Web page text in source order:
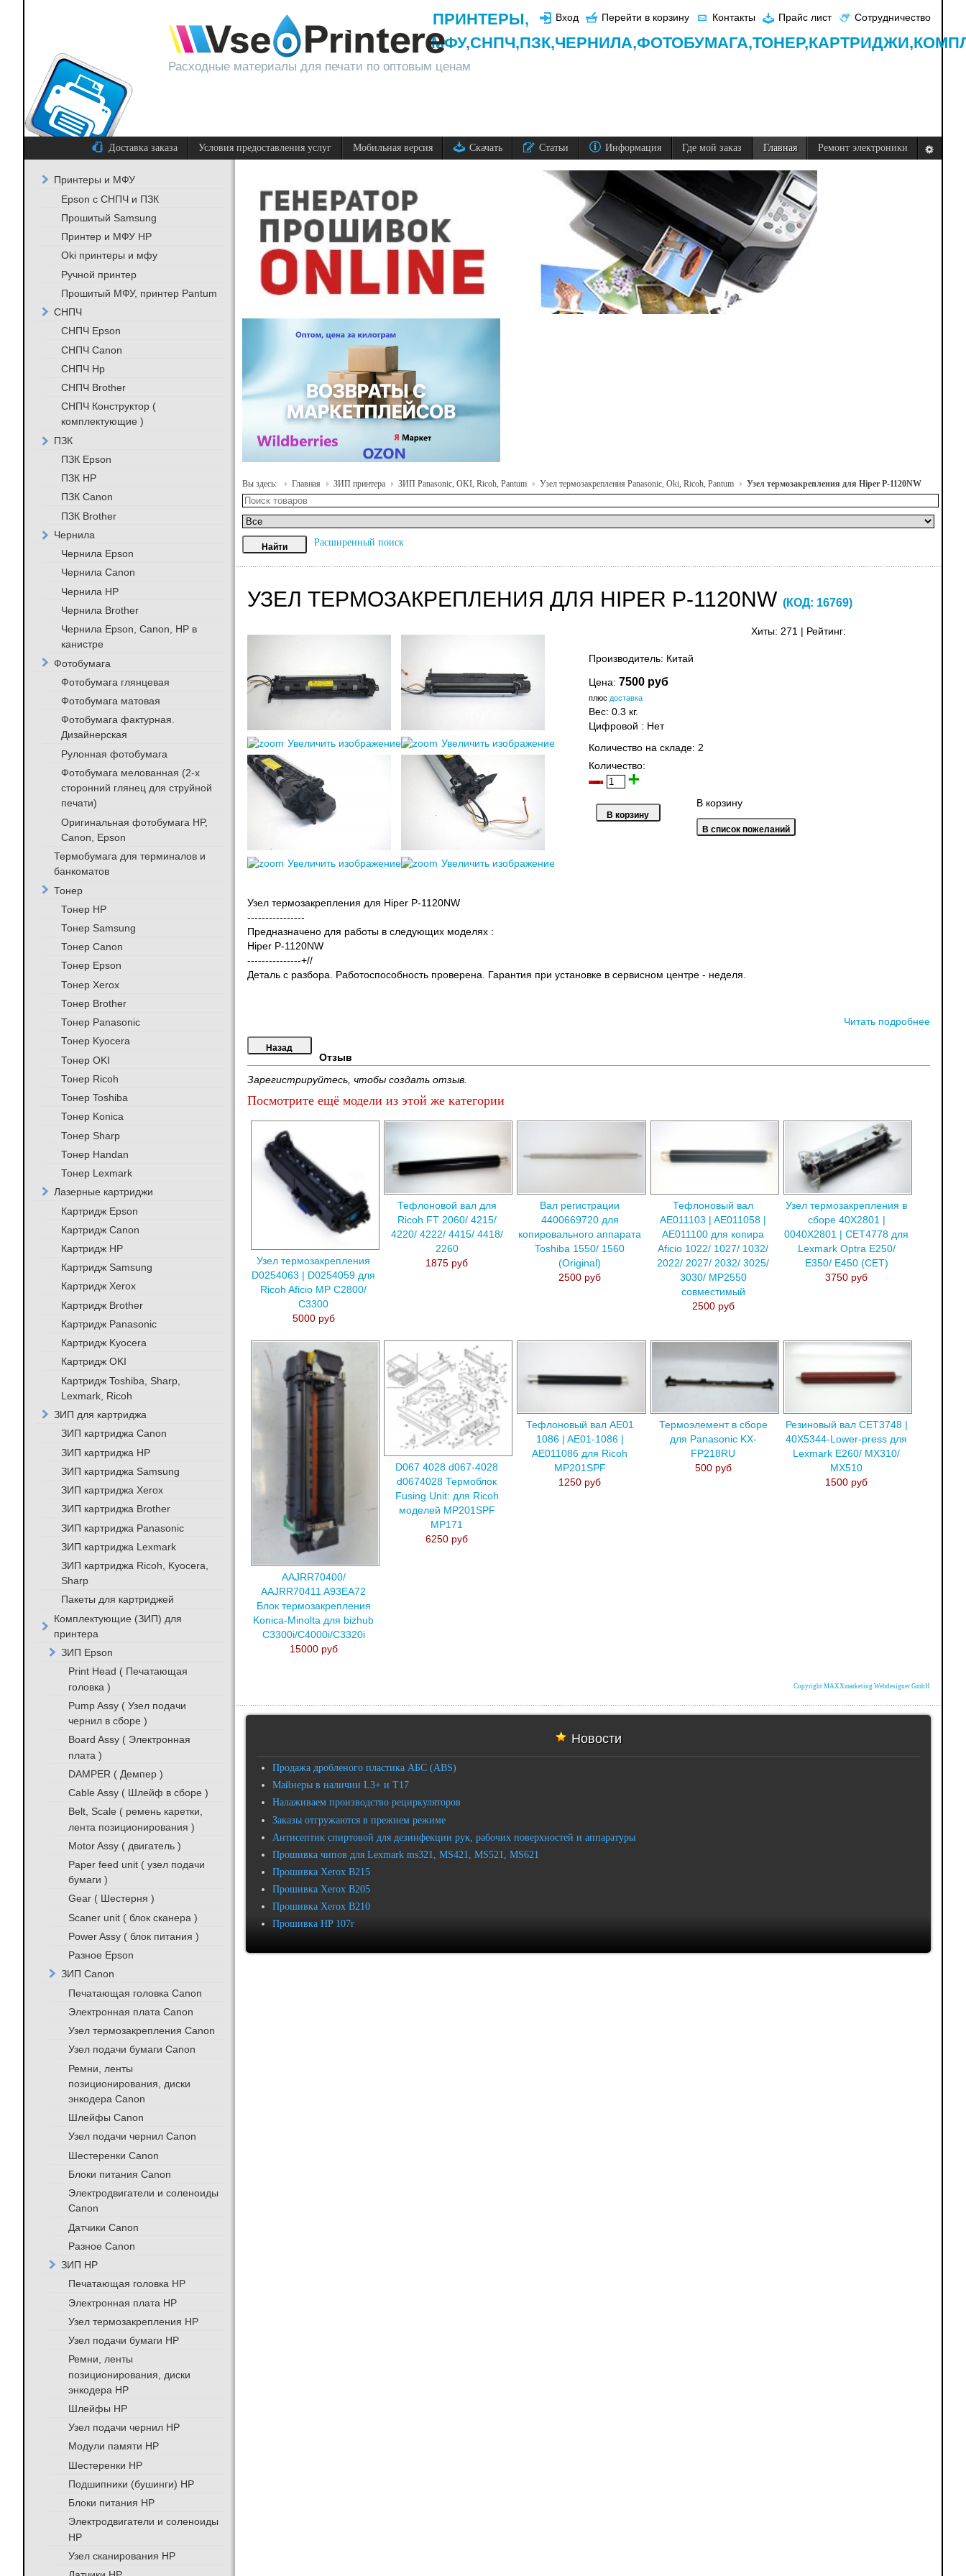
Расходные материалы для печати по оптовым ценам
Вход Перейти в корзину Контакты Прайс лист Сотрудничество
ПРИНТЕРЫ,
МФУ,СНПЧ,ПЗК,ЧЕРНИЛА,ФОТОБУМАГА,ТОНЕР,КАРТРИДЖИ,
Доставка заказа Условия предоставления услуг Мобильная версия Скачать Статьи Информация Где мой заказ Главная Ремонт электроники
Вы здесь: Главная ЗИП принтера ЗИП Panasonic, OKI, Ricoh, Pantum Узел термозакрепления Panasonic, Oki, Ricoh, Pantum Узел термозакрепления для Hiper P-1120NW
Расширенный поиск
УЗЕЛ ТЕРМОЗАКРЕПЛЕНИЯ ДЛЯ HIPER P-1120NW (КОД: 16769)
Хиты: 271 Рейтинг:
Увеличить изображение Увеличить изображение
Увеличить изображение Увеличить изображение
Производитель: Китай
Цена: 7500 руб
плюс доставка
Вес: 0.3 кг.
Цифровой : Нет
Количество на складе: 2
Количество:
В корзину
Узел термозакрепления для Hiper P-1120NW
----------------
Предназначено для работы в следующих моделях :
Hiper P-1120NW
---------------+//
Деталь с разбора. Работоспособность проверена. Гарантия при установке в сервисном центре - неделя.
Читать подробнее
Отзыв
Зарегистрируйтесь, чтобы создать отзыв.
Посмотрите ещё модели из этой же категории
Узел термозакрепления
D0254063 | D0254059 для
Ricoh Aficio MP C2800/
C3300
5000 руб
Тефлоновой вал для
Ricoh FT 2060/ 4215/
4220/ 4222/ 4415/ 4418/
2260
1875 руб
Вал регистрации
4400669720 для
копировального аппарата
Toshiba 1550/ 1560
(Original)
2500 руб
Тефлоновый вал
AE011103 | AE011058 |
AE011100 для копира
Aficio 1022/ 1027/ 1032/
2022/ 2027/ 2032/ 3025/
3030/ MP2550
совместимый
2500 руб
Узел термозакрепления в
сборе 40X2801 |
0040X2801 | CET4778 для
Lexmark Optra E250/
E350/ E450 (CET)
3750 руб
AAJRR70400/
AAJRR70411 A93EA72
Блок термозакрепления
Konica-Minolta для bizhub
C3300i/C4000i/C3320i
15000 руб
D067 4028 d067-4028
d0674028 Термоблок
Fusing Unit: для Ricoh
моделей MP201SPF
MP171
6250 руб
Тефлоновый вал AE01
1086 | AE01-1086 |
AE011086 для Ricoh
MP201SPF
1250 руб
Термоэлемент в сборе
для Panasonic KX-
FP218RU
500 руб
Резиновый вал CET3748 |
40X5344-Lower-press для
Lexmark E260/ MX310/
MX510
1500 руб
Copyright MAXXmarketing Webdesigner GmbH
Новости
Продажа дробленого пластика АБС (ABS)
Майнеры в наличии L3+ и T17
Налаживаем производство рециркуляторов
Заказы отгружаются в прежнем режиме
Антисептик спиртовой для дезинфекции рук, рабочих поверхностей и аппаратуры
Прошивка чипов для Lexmark ms321, MS421, MS521, MS621
Прошивка Xerox B215
Прошивка Xerox B205
Прошивка Xerox B210
Прошивка HP 107r
Принтеры и МФУ
Epson с СНПЧ и ПЗК
Прошитый Samsung
Принтер и МФУ HP
Oki принтеры и мфу
Ручной принтер
Прошитый МФУ, принтер Pantum
СНПЧ
СНПЧ Epson
СНПЧ Canon
СНПЧ Hp
СНПЧ Brother
СНПЧ Конструктор (
комплектующие )
ПЗК
ПЗК Epson
ПЗК HP
ПЗК Canon
ПЗК Brother
Чернила
Чернила Epson
Чернила Canon
Чернила HP
Чернила Brother
Чернила Epson, Canon, HP в
канистре
Фотобумага
Фотобумага глянцевая
Фотобумага матовая
Фотобумага фактурная.
Дизайнерская
Рулонная фотобумага
Фотобумага мелованная (2-х
сторонний глянец для струйной
печати)
Оригинальная фотобумага HP,
Canon, Epson
Термобумага для терминалов и
банкоматов
Тонер
Тонер HP
Тонер Samsung
Тонер Canon
Тонер Epson
Тонер Xerox
Тонер Brother
Тонер Panasonic
Тонер Kyocera
Тонер OKI
Тонер Ricoh
Тонер Toshiba
Тонер Konica
Тонер Sharp
Тонер Handan
Тонер Lexmark
Лазерные картриджи
Картридж Epson
Картридж Canon
Картридж HP
Картридж Samsung
Картридж Xerox
Картридж Brother
Картридж Panasonic
Картридж Kyocera
Картридж OKI
Картридж Toshiba, Sharp,
Lexmark, Ricoh
ЗИП для картриджа
ЗИП картриджа Canon
ЗИП картриджа HP
ЗИП картриджа Samsung
ЗИП картриджа Xerox
ЗИП картриджа Brother
ЗИП картриджа Panasonic
ЗИП картриджа Lexmark
ЗИП картриджа Ricoh, Kyocera,
Sharp
Пакеты для картриджей
Комплектующие (ЗИП) для
принтера
ЗИП Epson
Print Head ( Печатающая
головка )
Pump Assy ( Узел подачи
чернил в сборе )
Board Assy ( Электронная
плата )
DAMPER ( Демпер )
Cable Assy ( Шлейф в сборе )
Belt, Scale ( ремень каретки,
лента позиционирования )
Motor Assy ( двигатель )
Paper feed unit ( узел подачи
бумаги )
Gear ( Шестерня )
Scaner unit ( блок сканера )
Power Assy ( блок питания )
Разное Epson
ЗИП Canon
Печатающая головка Canon
Электронная плата Canon
Узел термозакрепления Canon
Узел подачи бумаги Canon
Ремни, ленты
позиционирования, диски
энкодера Canon
Шлейфы Canon
Узел подачи чернил Canon
Шестеренки Canon
Блоки питания Canon
Электродвигатели и соленоиды
Canon
Датчики Canon
Разное Canon
ЗИП HP
Печатающая головка HP
Электронная плата HP
Узел термозакрепления HP
Узел подачи бумаги HP
Ремни, ленты
позиционирования, диски
энкодера HP
Шлейфы HP
Узел подачи чернил HP
Модули памяти HP
Шестеренки HP
Подшипники (бушинги) HP
Блоки питания HP
Электродвигатели и соленоиды
HP
Узел сканирования HP